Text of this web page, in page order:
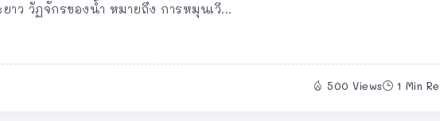
าว วัฏจักรของน้ำ หมายถึง การหมุนเวี...
500 Views 1 Min